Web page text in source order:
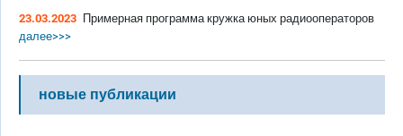
23.03.2023 Примерная программа кружка юных радиооператоров
далее>>>
новые публикации